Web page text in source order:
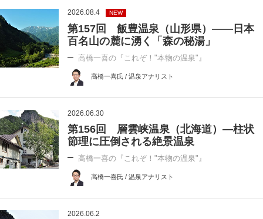
2026.08.4 NEW
第157回 飯豊温泉（山形県）――日本
百名山の麓に湧く「森の秘湯」
高橋一喜の『これぞ！"本物の温泉"』
高橋一喜氏 / 温泉アナリスト
2026.06.30
第156回 層雲峡温泉（北海道）―柱状
節理に圧倒される絶景温泉
高橋一喜の『これぞ！"本物の温泉"』
高橋一喜氏 / 温泉アナリスト
2026.06.2